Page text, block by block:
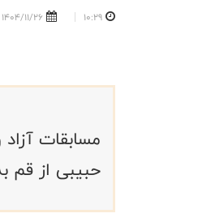
10:29
1404/11/26
مسابقات
حبیبی از قم